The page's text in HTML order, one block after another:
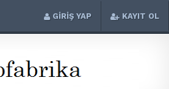
GİRİŞ YAP KAYIT OL